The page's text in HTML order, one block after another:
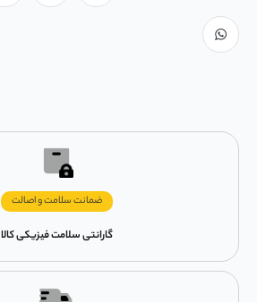
ضمانت سلامت و اصالت
گارانتی سلامت فیزیکی کالا